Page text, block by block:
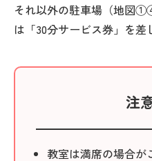
それ以外の駐車場（地
は「30分サービス券」を差
注
教室は満席の場合が